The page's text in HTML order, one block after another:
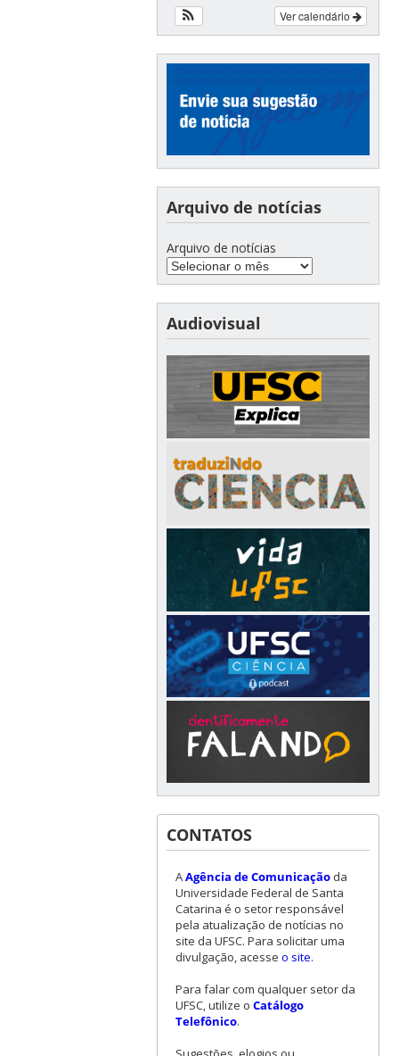
Ver calendário
Arquivo de notícias
Arquivo de notícias
Audiovisual
CONTATOS
AAgência de Comunicaçãoda
Universidade Federal de Santa
Catarina é o setor responsável
pela atualização de notícias no
site da UFSC. Para solicitar uma
divulgação, acesse o site.
Para falar com qualquer setor da
UFSC, utilize o Catálogo
Telefônico.